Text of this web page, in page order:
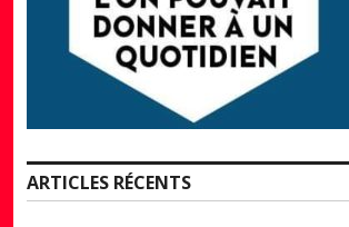
ARTICLES RÉCENTS